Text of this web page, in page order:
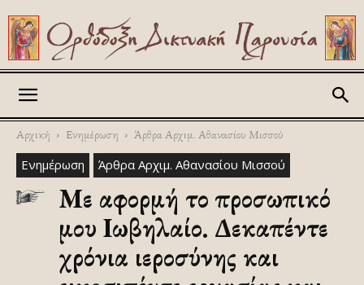
Αρχική Ενημέρωση Άρθρα Αρχιμ. Αθανασίου Μισσού
Ενημέρωση Άρθρα Αρχιμ. Αθανασίου Μισσού
Με αφορμή το προσωπικό
μου Ιωβηλαίο. Δεκαπέντε
χρόνια ιεροσύνης και